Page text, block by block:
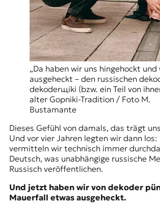
n
d
M
e
d
e
n
„Da haben wir uns hingehockt und
ausgeheckt – den russischen
dekoderщiki (bzw. ein Teil von
alter Gopniki-Tradition / Foto M.
Bustamante
Dieses Gefühl von damals, das trägt
Und vor vier Jahren legten wir dann
vermitteln wir technisch immer
Deutsch, was unabhängige russische
Russisch veröffentlichen.
Und jetzt haben wir von dekoder
Mauerfall etwas ausgeheckt.